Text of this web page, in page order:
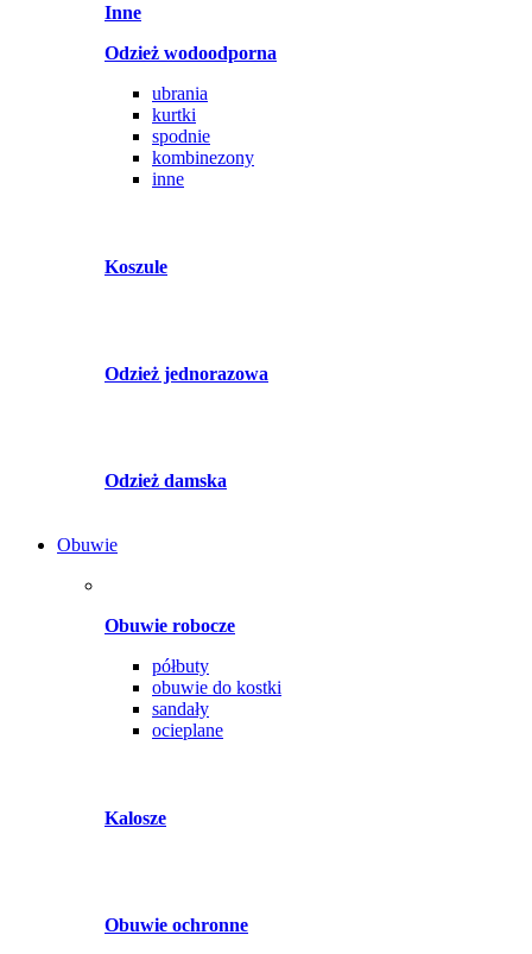
Inne
Odzież wodoodporna
ubrania
kurtki
spodnie
kombinezony
inne
Koszule
Odzież jednorazowa
Odzież damska
Obuwie
Obuwie robocze
półbuty
obuwie do kostki
sandały
ocieplane
Kalosze
Obuwie ochronne